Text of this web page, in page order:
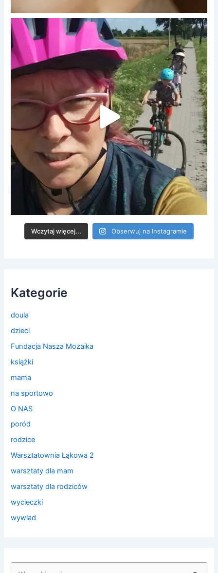
Wczytaj więcej... Obserwuj na Instagramie
Kategorie
doula
dzieci
Fundacja Nasza Mozaika
książki
mama
na sportowo
O NAS
poród
rodzice
Warsztatownia Łąkowa 2
warsztaty dla mam
warsztaty dla rodziców
wycieczki
wywiad